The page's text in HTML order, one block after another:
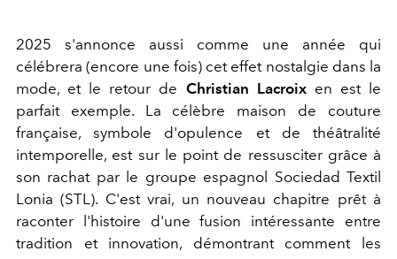
2025 s'annonce aussi comme une année qui
célébrera (encore une fois) cet effet nostalgie dans la
mode, et le retour de Christian Lacroixen est le
parfait exemple. La célèbre maison de couture
française, symbole d'opulence et de théâtralité
intemporelle, est sur le point de ressusciter grâce à
son rachat par le groupe espagnol Sociedad Textil
Lonia (STL). C'est vrai, un nouveau chapitre prêt à
raconter l'histoire d'une fusion intéressante entre
tradition et innovation, démontrant comment les